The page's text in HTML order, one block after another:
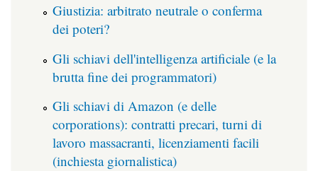
Giustizia: arbitrato neutrale o conferma
dei poteri?
Gli schiavi dell'intelligenza artificiale (e la
brutta fine dei programmatori)
Gli schiavi di Amazon (e delle
corporations): contratti precari, turni di
lavoro massacranti, licenziamenti facili
(inchiesta giornalistica)